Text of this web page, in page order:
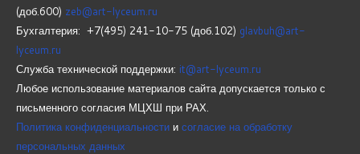
(доб.600) zeb@art-lyceum.ru
Бухгалтерия: +7(495) 241-10-75 (доб.102) glavbuh@art-
lyceum.ru
Служба технической поддержки: it@art-lyceum.ru
Любое использование материалов сайта допускается только с
письменного согласия МЦХШ при РАХ.
Политика конфиденциальности и согласие на обработку
персональных данных